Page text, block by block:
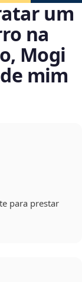
um
na
Mogi
mim
para prestar